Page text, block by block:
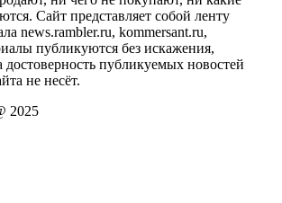
Сайт представляет собой ленту
news.rambler.ru, kommersant.ru,
публикуются без искажения,
достоверность публикуемых новостей
не несёт.
2025